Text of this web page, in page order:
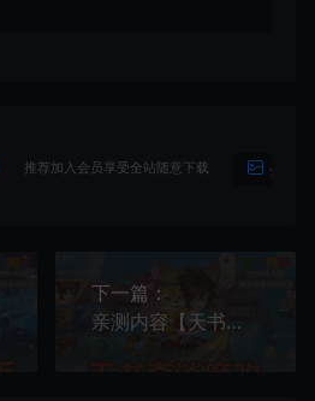
推荐加入会员享受全站随意下载 生成海
下一篇：
亲测内容【天书奇谈】魔改版回合制模拟器手游假人陪玩GM后台双端视频安装教学虚拟机一键端